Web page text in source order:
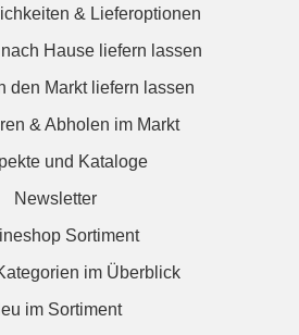
& Lieferoptionen
Hause liefern lassen
den Markt liefern lassen
& Abholen im Markt
und Kataloge
Newsletter
Sortiment
im Überblick
im Sortiment